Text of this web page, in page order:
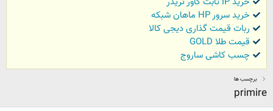
خرید سرور HP ماهان شبکه
ربات قیمت گذاری دیجی کالا
قیمت طلا GOLD
چسب کاشی ساروج
برچسب ها
primire